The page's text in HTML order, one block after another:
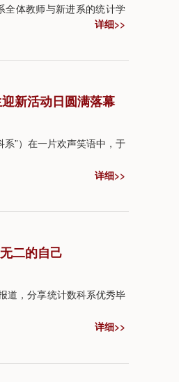
全体教师与新进系的统计学
详细>>
新活动日圆满落幕
”）在一片欢声笑语中，于
详细>>
二的自己
道，分享统计数科系优秀毕
详细>>